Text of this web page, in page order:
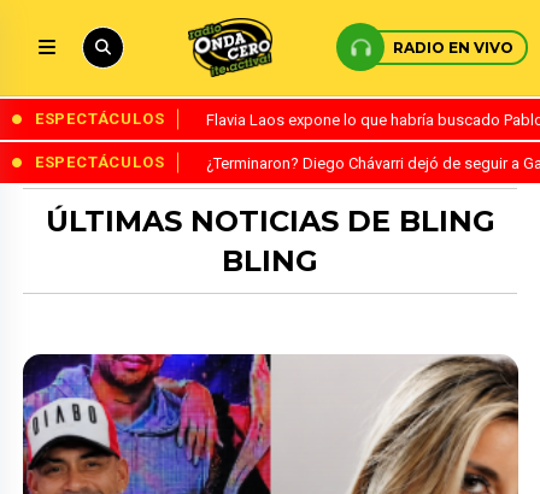
RADIO EN VIVO
ESPECTÁCULOS Flavia Laos expone lo que habría buscado
ESPECTÁCULOS ¿Terminaron? Diego Chávarri dejó de seguir a
ÚLTIMAS NOTICIAS DE BLING
BLING